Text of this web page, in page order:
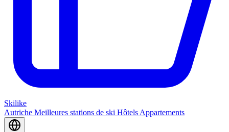
Skilike
Autriche Meilleures stations de ski Hôtels Appartements